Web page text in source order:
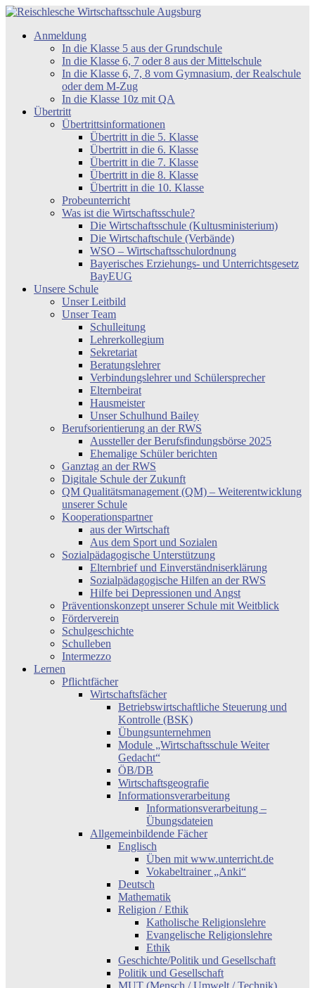
Zum
springen
Reischlesche
Wirtschaftsschule
Anmeldung
In die Klasse 5 aus der Grundschule
In die Klasse 6, 7 oder 8 aus der Mittelschule
In die Klasse 6, 7, 8 vom Gymnasium, der Realschule
oder dem M-Zug
In die Klasse 10z mit QA
Übertritt
Übertrittsinformationen
Übertritt in die 5. Klasse
Übertritt in die 6. Klasse
Übertritt in die 7. Klasse
Übertritt in die 8. Klasse
Übertritt in die 10. Klasse
Probeunterricht
Was ist die Wirtschaftsschule?
Die Wirtschaftsschule (Kultusministerium)
Die Wirtschaftschule (Verbände)
WSO – Wirtschaftsschulordnung
Bayerisches Erziehungs- und Unterrichtsgesetz
BayEUG
Unsere Schule
Unser Leitbild
Unser Team
Schulleitung
Lehrerkollegium
Sekretariat
Beratungslehrer
Verbindungslehrer und Schülersprecher
Elternbeirat
Hausmeister
Unser Schulhund Bailey
Berufsorientierung an der RWS
Aussteller der Berufsfindungsbörse 2025
Ehemalige Schüler berichten
Ganztag an der RWS
Digitale Schule der Zukunft
QM Qualitätsmanagement (QM) – Weiterentwicklung
unserer Schule
Kooperationspartner
aus der Wirtschaft
Aus dem Sport und Sozialen
Sozialpädagogische Unterstützung
Elternbrief und Einverständniserklärung
Sozialpädagogische Hilfen an der RWS
Hilfe bei Depressionen und Angst
Präventionskonzept unserer Schule mit Weitblick
Förderverein
Schulgeschichte
Schulleben
Intermezzo
Lernen
Pflichtfächer
Wirtschaftsfächer
Betriebswirtschaftliche Steuerung und
Kontrolle (BSK)
Übungsunternehmen
Module „Wirtschaftsschule Weiter
Gedacht“
ÖB/DB
Wirtschaftsgeografie
Informationsverarbeitung
Informationsverarbeitung –
Übungsdateien
Allgemeinbildende Fächer
Englisch
Üben mit www.unterricht.de
Vokabeltrainer „Anki“
Deutsch
Mathematik
Religion / Ethik
Katholische Religionslehre
Evangelische Religionslehre
Ethik
Geschichte/Politik und Gesellschaft
Politik und Gesellschaft
MUT (Mensch / Umwelt / Technik)